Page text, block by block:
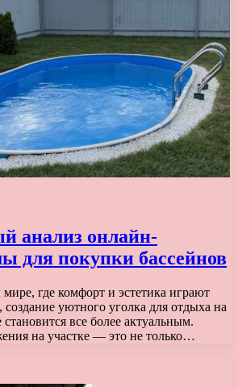
анализ онлайн-
для покупки бассейнов
где комфорт и эстетика играют
уютного уголка для отдыха на
все более актуальным.
на участке — это не только…